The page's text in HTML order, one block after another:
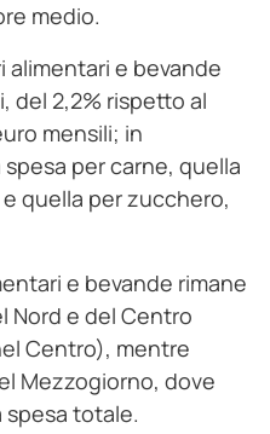
medio.
alimentari e bevande
del 2,2% rispetto al
mensili; in
per carne, quella
quella per zucchero,
e bevande rimane
Nord e del Centro
Centro), mentre
Mezzogiorno, dove
spesa totale.